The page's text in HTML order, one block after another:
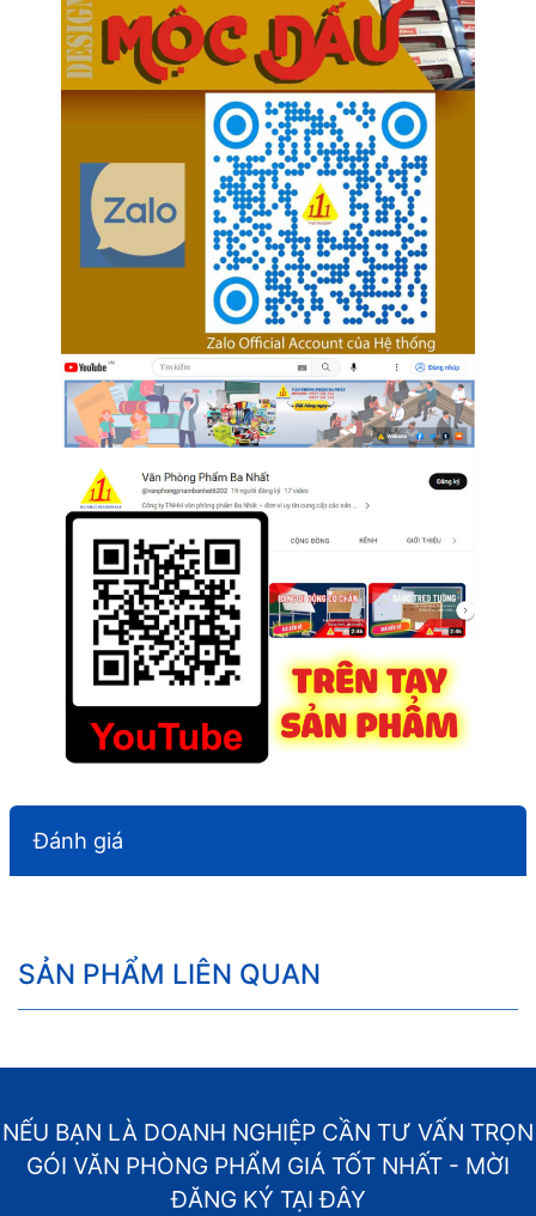
Đánh giá
SẢN PHẨM LIÊN QUAN
NẾU BẠN LÀ DOANH NGHIỆP CẦN TƯ VẤN TRỌN
GÓI VĂN PHÒNG PHẨM GIÁ TỐT NHẤT - MỜI
ĐĂNG KÝ TẠI ĐÂY